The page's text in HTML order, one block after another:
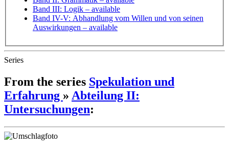
Band III: Logik – available
Band IV-V: Abhandlung vom Willen und von seinen
Auswirkungen – available
Series
From the series Spekulation und
Erfahrung » Abteilung II:
Untersuchungen: